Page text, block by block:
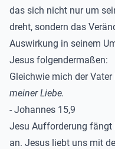
das sich nicht nur um
dreht, sondern das
Auswirkung in seinem
Jesus folgendermaßen:
Gleichwie mich der
meiner Liebe.
- Johannes 15,9
Jesu Aufforderung fängt
an. Jesus liebt uns mit